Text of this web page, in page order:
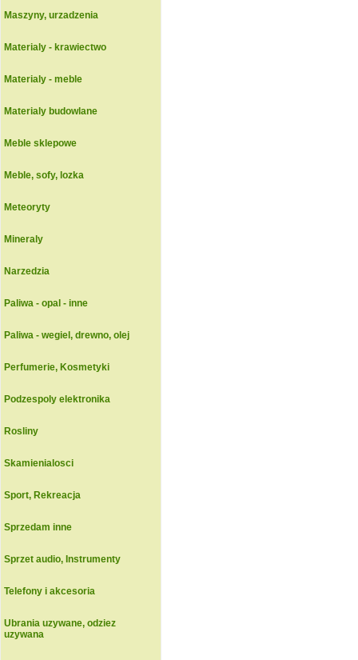
Maszyny, urzadzenia
Materialy - krawiectwo
Materialy - meble
Materialy budowlane
Meble sklepowe
Meble, sofy, lozka
Meteoryty
Mineraly
Narzedzia
Paliwa - opal - inne
Paliwa - wegiel, drewno, olej
Perfumerie, Kosmetyki
Podzespoly elektronika
Rosliny
Skamienialosci
Sport, Rekreacja
Sprzedam inne
Sprzet audio, Instrumenty
Telefony i akcesoria
Ubrania uzywane, odziez
uzywana